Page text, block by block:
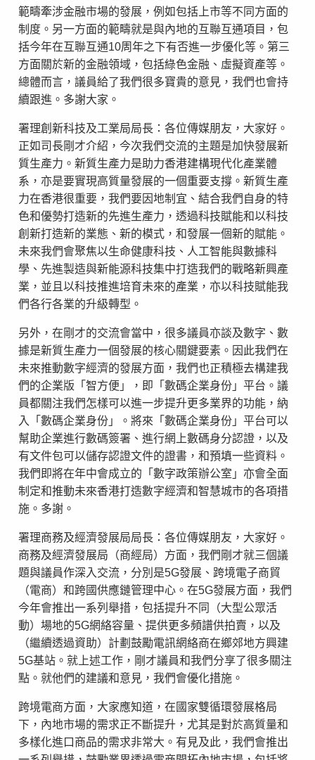
範疇牽涉金融市場的發展，例如包括上市等不同方面的
制度。另一方面的範疇就是與內地的互聯互通項目，包
括今年在互聯互通10周年之下有否進一步優化等。第三
方面關於新的金融領域，包括綠色金融、虛擬資產等。
總體而言，議員給了我們很多寶貴的意見，我們也會持
續跟進。多謝大家。
署理創新科技及工業局局長：各位傳媒朋友，大家好。
正如司長剛才介紹，今次我們交流的主題是加快發展新
質生產力。新質生產力是助力香港建構現代化產業體
系，亦是要實現高質量發展的一個重要支撐。新質生產
力在香港很重要，我們要因地制宜、結合我們自身的特
色和優勢打造新的先進生產力，透過科技賦能和以科技
創新打造新的業態、新的模式，和發展一個新的賦能。
未來我們會聚焦以生命健康科技、人工智能與數據科
學、先進製造與新能源科技集中打造我們的戰略新興產
業，並且以科技推進培育未來的產業，亦以科技賦能我
們各行各業的升級轉型。
另外，在剛才的交流會當中，很多議員亦談及數字、數
據是新質生產力一個發展的核心關鍵要素。因此我們在
未來推動數字經濟的發展方面，我們也正積極去構建我
們的企業版「智方便」，即「數碼企業身份」平台。議
員都關注我們怎樣可以進一步提升更多業界的功能，納
入「數碼企業身份」。將來「數碼企業身份」平台可以
幫助企業進行數碼簽署、進行網上數碼身分認證，以及
有文件包可以儲存認證文件的證書，和預填一些資料。
我們即將在年中會成立的「數字政策辦公室」亦會全面
制定和推動未來香港打造數字經濟和智慧城市的各項措
施。多謝。
署理商務及經濟發展局局長：各位傳媒朋友，大家好。
商務及經濟發展局（商經局）方面，我們剛才就三個議
題與議員作深入交流，分別是5G發展、跨境電子商貿
（電商）和跨國供應鏈管理中心。在5G發展方面，我們
今年會推出一系列舉措，包括提升不同（大型公眾活
動）場地的5G網絡容量、提供更多頻譜供拍賣，以及
（繼續透過資助）計劃鼓勵電訊網絡商在鄉郊地方興建
5G基站。就上述工作，剛才議員和我們分享了很多關注
點。就他們的建議和意見，我們會優化措施。
跨境電商方面，大家應知道，在國家雙循環發展格局
下，內地市場的需求正不斷提升，尤其是對於高質量和
多樣化進口商品的需求非常大。有見及此，我們會推出